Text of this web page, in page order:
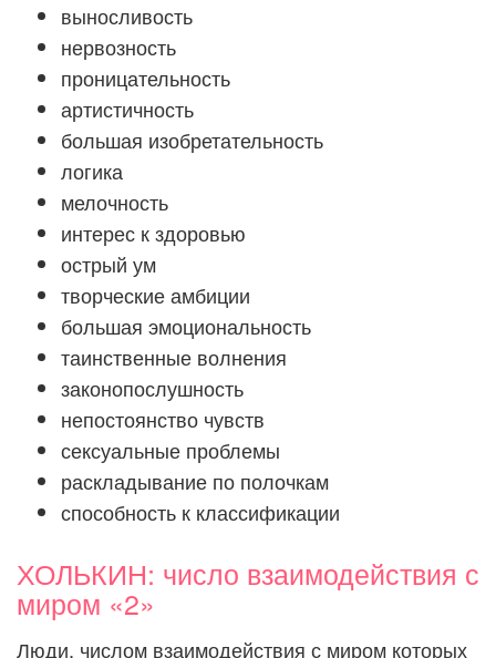
выносливость
нервозность
проницательность
артистичность
большая изобретательность
логика
мелочность
интерес к здоровью
острый ум
творческие амбиции
большая эмоциональность
таинственные волнения
законопослушность
непостоянство чувств
сексуальные проблемы
раскладывание по полочкам
способность к классификации
ХОЛЬКИН: число взаимодействия с
миром «2»
Люди, числом взаимодействия с миром которых